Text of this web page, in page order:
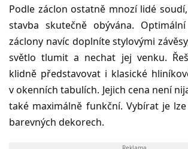
Podle záclon ostatně mnozí lidé
stavba skutečně obývána.
záclony navíc doplníte stylovými
světlo tlumit a nechat jej venku.
klidně představovat i klasické
v okenních tabulích. Jejich cena není
také maximálně funkční. Vybírat je
barevných dekorech.